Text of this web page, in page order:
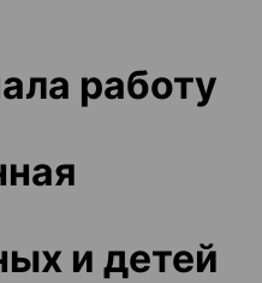
работу
и детей